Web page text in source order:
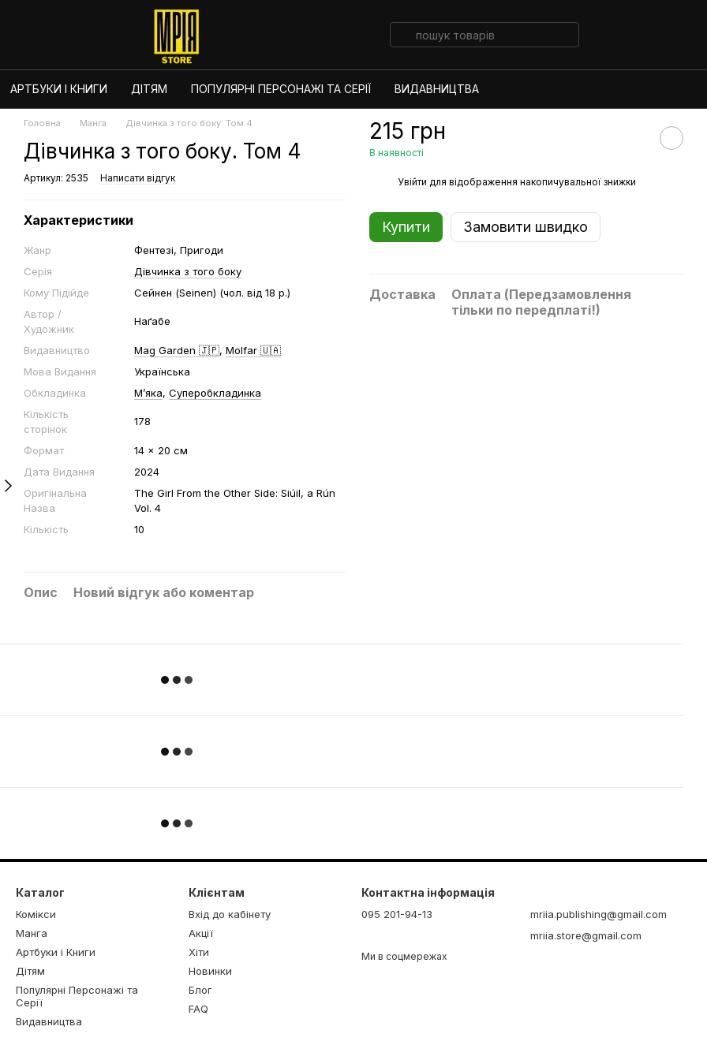
АРТБУКИ І КНИГИ ДІТЯМ ПОПУЛЯРНІ ПЕРСОНАЖІ ТА СЕРІЇ ВИДАВНИЦТВА
Головна Манга Дівчинка з того боку. Том 4
Дівчинка з того боку. Том 4
Артикул: 2535 Написати відгук
Характеристики
Жанр
Фентезі, Пригоди
Серія
Дівчинка з того боку
Кому Підійде
Сейнен (Seinen) (чол. від 18 р.)
Автор /
Художник
Наґабе
Видавництво Mag Garden 🇯🇵, Molfar 🇺🇦
Мова Видання
Українська
Обкладинка
Мʼяка, Суперобкладинка
Кількість
сторінок
178
Формат
14 x 20 cм
Дата Видання
2024
Оригінальна
Назва
The Girl From the Other Side: Siúil, a Rún
Vol. 4
Кількість
10
Опис Новий відгук або коментар
215 грн
В наявності
Увійти для відображення накопичувальної знижки
Купити Замовити швидко
Доставка
Оплата (Передзамовлення
тільки по передплаті!)
Каталог
Комікси
Манга
Артбуки і Книги
Дітям
Популярні Персонажі та
Серії
Видавництва
Клієнтам
Вхід до кабінету
Акції
Хіти
Новинки
Блог
FAQ
Контактна інформація
095 201-94-13
mriia.publishing@gmail.com
mriia.store@gmail.com
Ми в соцмережах